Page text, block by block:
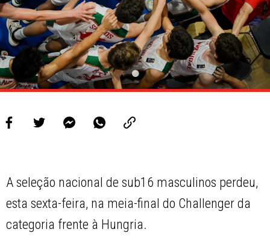
A seleção nacional de sub16 masculinos perdeu,
esta sexta-feira, na meia-final do Challenger da
categoria frente à Hungria.